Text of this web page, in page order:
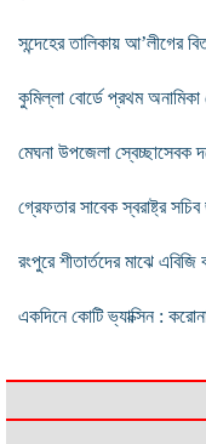
সন্দেহের তালিকায় আ’লীগের
কুমিল্লা বোর্ডে প্রথম
মেঘনা উপজেলা
গ্রেফতার সাবেক স্বরাষ্ট্র
রংপুরে শীতার্তদের মাঝে
একদিনে কোটি ভ্যাক্সিন :